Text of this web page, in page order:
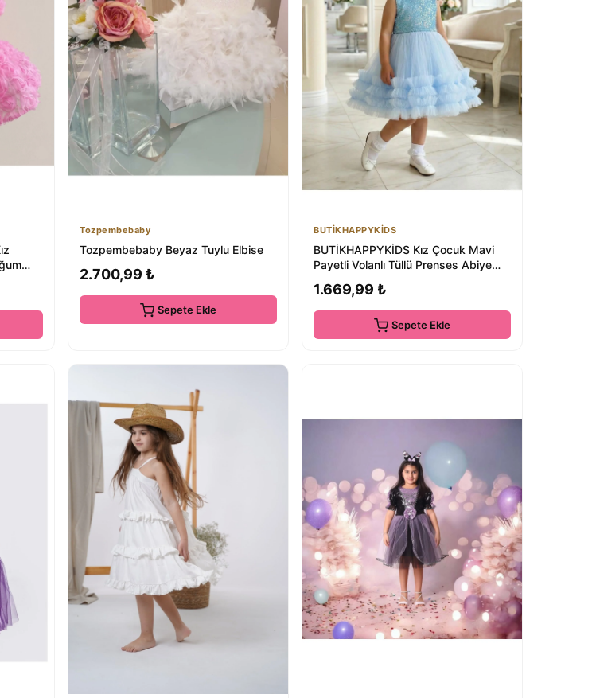
Tozpembebaby
Tozpembebaby Beyaz Tuylu Elbise
2.700,99 ₺
Sepete Ekle
BUTİKHAPPYKİDS
BUTİKHAPPYKİDS Kız Çocuk Mavi
Payetli Volanlı Tüllü Prenses Abiye
1.669,99 ₺
Sepete Ekle